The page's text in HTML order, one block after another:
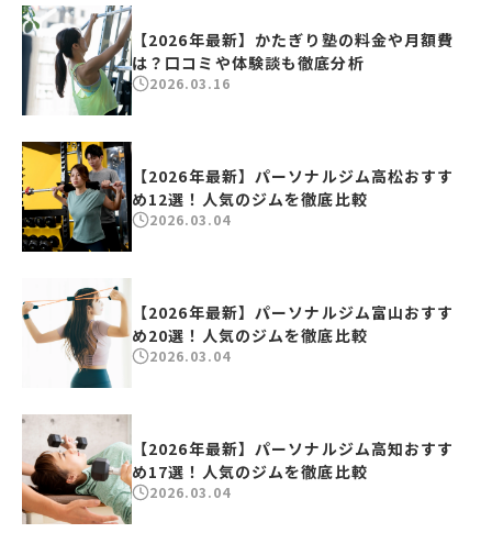
【2026年最新】かたぎり塾の料金や月額費
は？口コミや体験談も徹底分析
2026.03.16
【2026年最新】パーソナルジム高松おすす
め12選！人気のジムを徹底比較
2026.03.04
【2026年最新】パーソナルジム富山おすす
め20選！人気のジムを徹底比較
2026.03.04
【2026年最新】パーソナルジム高知おすす
め17選！人気のジムを徹底比較
2026.03.04